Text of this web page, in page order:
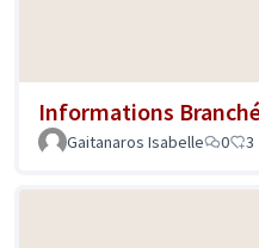
Informations
Gaitanaros Isabelle
0 3